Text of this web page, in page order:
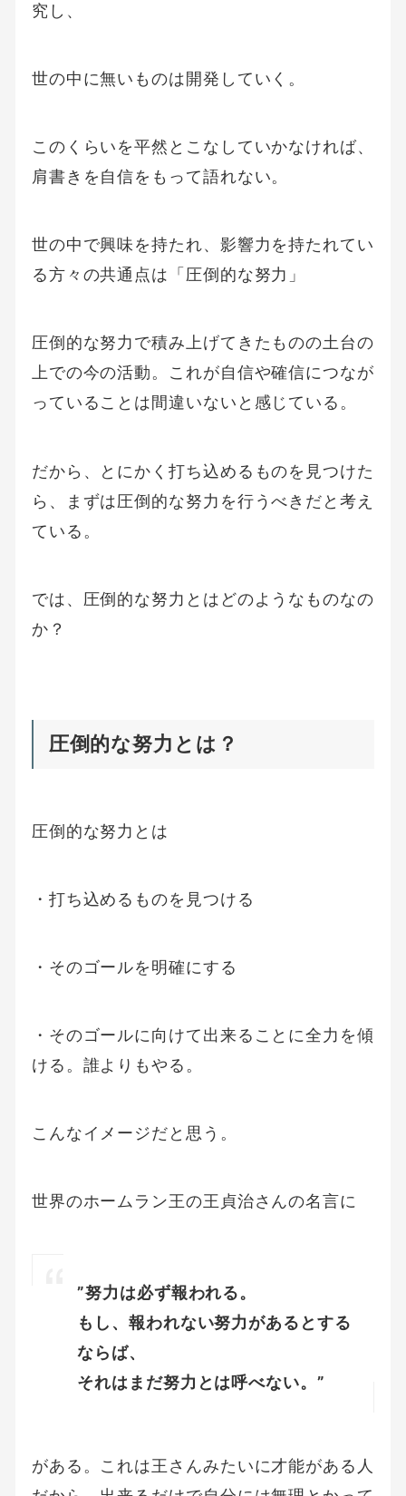
究し、
世の中に無いものは開発していく。
このくらいを平然とこなしていかなければ、
肩書きを自信をもって語れない。
世の中で興味を持たれ、影響力を持たれてい
る方々の共通点は「圧倒的な努力」
圧倒的な努力で積み上げてきたものの土台の
上での今の活動。これが自信や確信につなが
っていることは間違いないと感じている。
だから、とにかく打ち込めるものを見つけた
ら、まずは圧倒的な努力を行うべきだと考え
ている。
では、圧倒的な努力とはどのようなものなの
か？
圧倒的な努力とは？
圧倒的な努力とは
・打ち込めるものを見つける
・そのゴールを明確にする
・そのゴールに向けて出来ることに全力を傾
ける。誰よりもやる。
こんなイメージだと思う。
世界のホームラン王の王貞治さんの名言に
”努力は必ず報われる。
もし、報われない努力があるとする
ならば、
それはまだ努力とは呼べない。”
がある。これは王さんみたいに才能がある人